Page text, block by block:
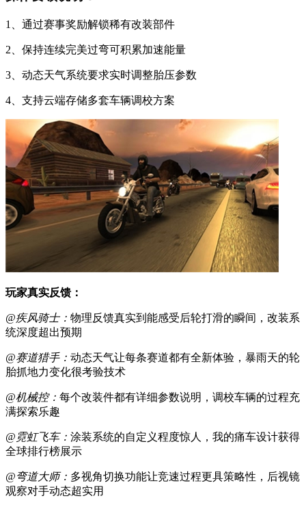
1、通过赛事奖励解锁稀有改装部件
2、保持连续完美过弯可积累加速能量
3、动态天气系统要求实时调整胎压参数
4、支持云端存储多套车辆调校方案
玩家真实反馈：
@疾风骑士： 物理反馈真实到能感受后轮打滑的瞬间，改装系
统深度超出预期
@赛道猎手： 动态天气让每条赛道都有全新体验，暴雨天的轮
胎抓地力变化很考验技术
@机械控： 每个改装件都有详细参数说明，调校车辆的过程充
满探索乐趣
@霓虹飞车： 涂装系统的自定义程度惊人，我的痛车设计获得
全球排行榜展示
@弯道大师： 多视角切换功能让竞速过程更具策略性，后视镜
观察对手动态超实用